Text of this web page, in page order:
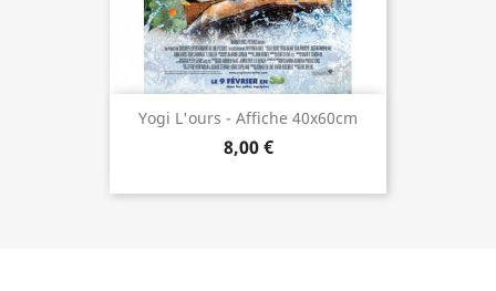
Yogi L'ours - Affiche 40x60cm
8,00 €